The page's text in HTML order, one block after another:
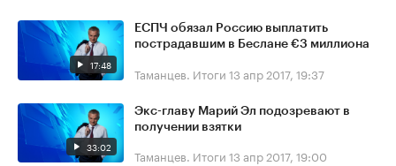
17:48
ЕСПЧ обязал Россию выплатить
пострадавшим в Беслане €3 миллиона
Таманцев. Итоги 13 апр 2017, 19:37
33:02
Экс-главу Марий Эл подозревают в
получении взятки
Таманцев. Итоги 13 апр 2017, 19:00